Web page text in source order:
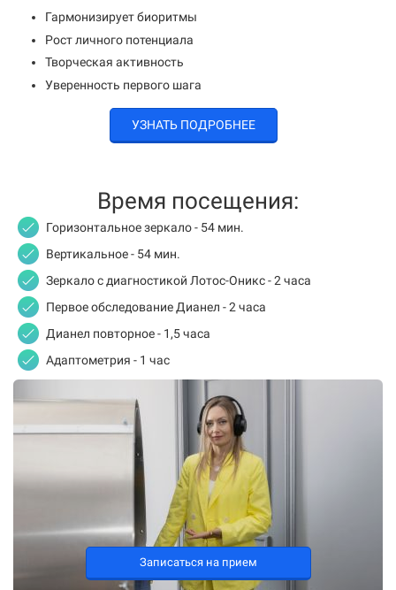
Гармонизирует биоритмы
Рост личного потенциала
Творческая активность
Уверенность первого шага
УЗНАТЬ ПОДРОБНЕЕ
Время посещения:
Горизонтальное зеркало - 54 мин.
Вертикальное - 54 мин.
Зеркало с диагностикой Лотос-Оникс - 2 часа
Первое обследование Дианел - 2 часа
Дианел повторное - 1,5 часа
Адаптометрия - 1 час
Записаться на прием